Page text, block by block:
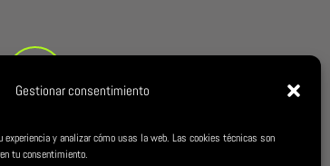
Gestionar consentimiento
y analizar cómo usas la web. Las cookies técnicas son
tu consentimiento.